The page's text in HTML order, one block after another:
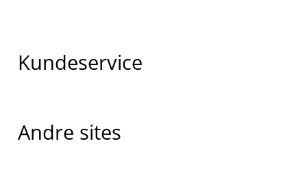
Kundeservice
Andre sites